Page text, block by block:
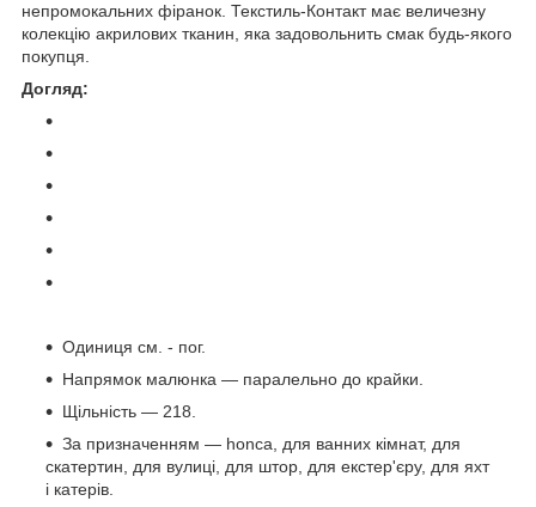
непромокальних фіранок. Текстиль-Контакт має величезну
колекцію акрилових тканин, яка задовольнить смак будь-якого
покупця.
Догляд:
Одиниця см. - пог.
Напрямок малюнка — паралельно до крайки.
Щільність — 218.
За призначенням — honca, для ванних кімнат, для
скатертин, для вулиці, для штор, для екстер'єру, для яхт
і катерів.